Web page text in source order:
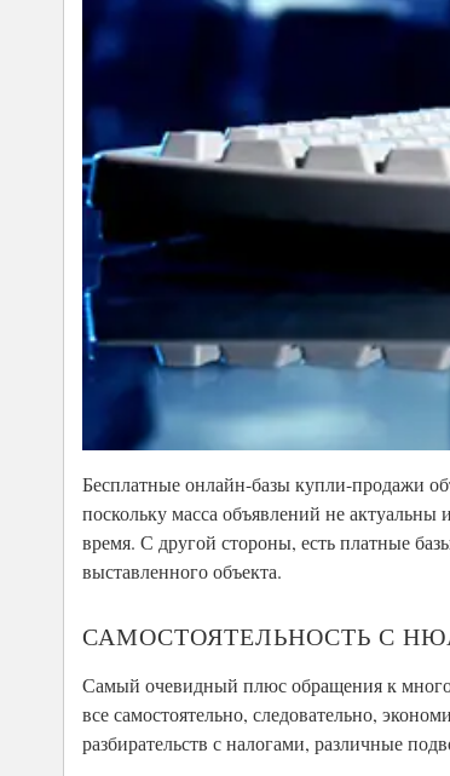
Бесплатные онлайн-базы купли-продажи
поскольку масса объявлений не актуальны
время. С другой стороны, есть платные
выставленного объекта.
САМОСТОЯТЕЛЬНОСТЬ С
Самый очевидный плюс обращения к
все самостоятельно, следовательно,
разбирательств с налогами, различные